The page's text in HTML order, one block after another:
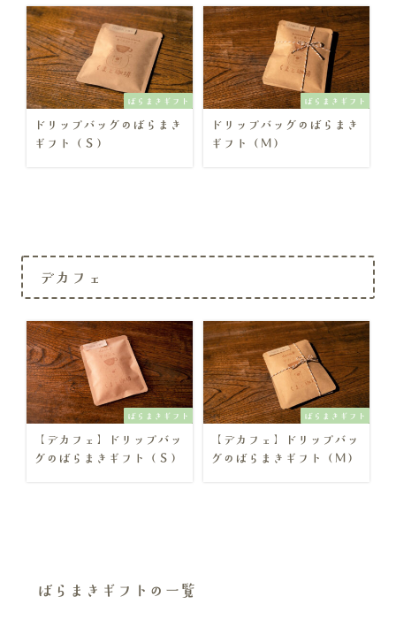
ばらまきギフト
ドリップバッグのばらまき
ギフト（Ｓ）
ばらまきギフト
ドリップバッグのばらまき
ギフト（Ｍ）
デカフェ
ばらまきギフト
【デカフェ】ドリップバッ
グのばらまきギフト（Ｓ）
ばらまきギフト
【デカフェ】ドリップバッ
グのばらまきギフト（Ｍ）
ばらまきギフトの一覧